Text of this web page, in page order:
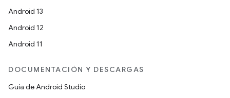
Android 13
Android 12
Android 11
DOCUMENTACIÓN Y DESCARGAS
Guía de Android Studio